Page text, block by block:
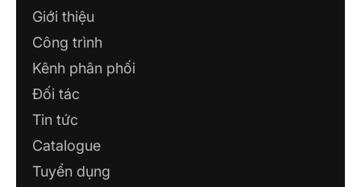
Giới thiệu
Công trình
Kênh phân phối
Đối tác
Tin tức
Catalogue
Tuyển dụng